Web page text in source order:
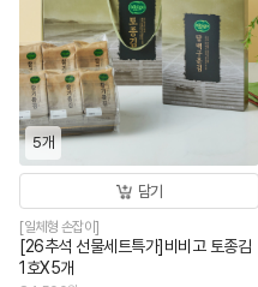
5개
담기
[일체형 손잡이]
[26추석 선물세트특가]비비고 토종김
1호X5개